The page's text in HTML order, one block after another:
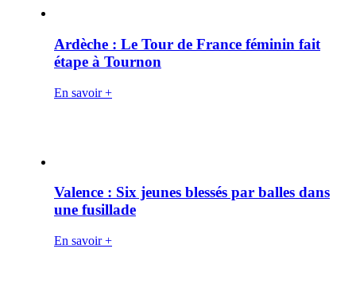
Ardèche : Le Tour de France féminin fait
étape à Tournon
En savoir +
Valence : Six jeunes blessés par balles dans
une fusillade
En savoir +